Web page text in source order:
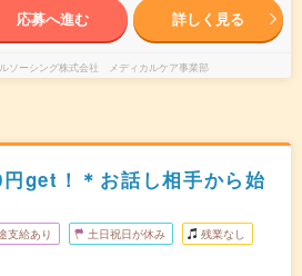
応募へ進む 詳しく見る
ソーシング株式会社 メディカルケア事業部
get！＊お話し相手から始
支給あり 土日祝日が休み 残業なし